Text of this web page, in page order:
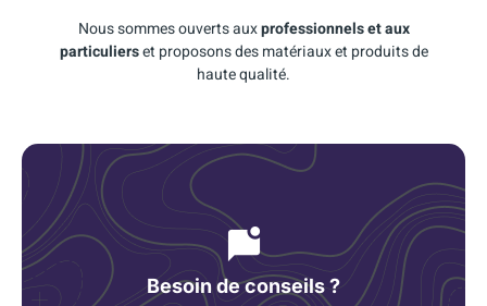
Nous sommes ouverts auxprofessionnels et aux
particulierset proposons des matériaux et produits de
haute qualité.
Besoin de conseils ?